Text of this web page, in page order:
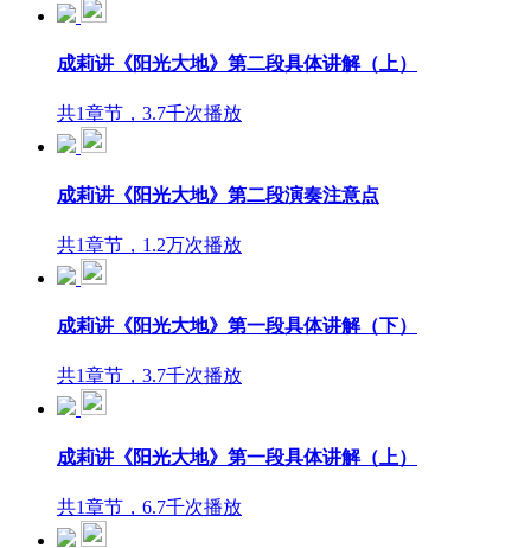
成莉讲《阳光大地》第二段具体讲解（上）
共1章节，3.7千次播放
成莉讲《阳光大地》第二段演奏注意点
共1章节，1.2万次播放
成莉讲《阳光大地》第一段具体讲解（下）
共1章节，3.7千次播放
成莉讲《阳光大地》第一段具体讲解（上）
共1章节，6.7千次播放